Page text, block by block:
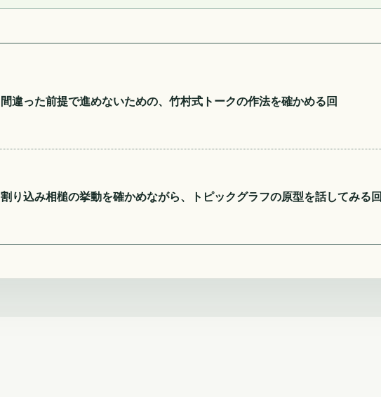
間違った前提で進めないための、竹村式トークの作法を確かめる回
割り込み相槌の挙動を確かめながら、トピックグラフの原型を話してみる回